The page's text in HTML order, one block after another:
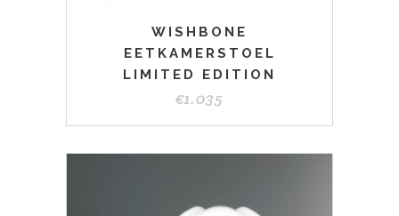
WISHBONE
EETKAMERSTOEL
LIMITED EDITION
€1.035